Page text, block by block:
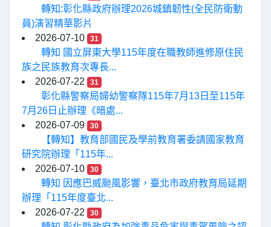
轉知:彰化縣政府辦理2026城鎮韌性(全民防衛動
員)演習精華影片
2026-07-10
31
轉知 國立屏東大學115年度在職教師進修原住民
族之民族教育次專長...
2026-07-22
31
彰化縣警察局婦幼警察隊115年7月13日至115年
7月26日止辦理《暗處...
2026-07-09
30
【轉知】教育部國民及學前教育署委請國家教育
研究院辦理「115年...
2026-07-10
30
轉知 因應巴威颱風影響，臺北市政府教育局延期
辦理「115年度臺北...
2026-07-22
30